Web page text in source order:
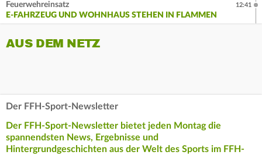
Feuerwehreinsatz
E-FAHRZEUG UND WOHNHAUS STEHEN IN FLAMMEN
12:41
AUS DEM NETZ
Der FFH-Sport-Newsletter
Der FFH-Sport-Newsletter bietet jeden Montag die
spannendsten News, Ergebnisse und
Hintergrundgeschichten aus der Welt des Sports im FFH-